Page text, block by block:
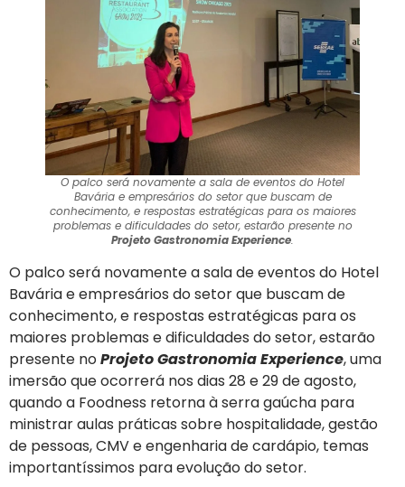
O palco será novamente a sala de eventos do Hotel
Bavária e empresários do setor que buscam de
conhecimento, e respostas estratégicas para os maiores
problemas e dificuldades do setor, estarão presente no
Projeto Gastronomia Experience.
O palco será novamente a sala de eventos do Hotel
Bavária e empresários do setor que buscam de
conhecimento, e respostas estratégicas para os
maiores problemas e dificuldades do setor, estarão
presente noProjeto Gastronomia Experience, uma
imersão que ocorrerá nos dias 28 e 29 de agosto,
quando a Foodness retorna à serra gaúcha para
ministrar aulas práticas sobre hospitalidade, gestão
de pessoas, CMV e engenharia de cardápio, temas
importantíssimos para evolução do setor.